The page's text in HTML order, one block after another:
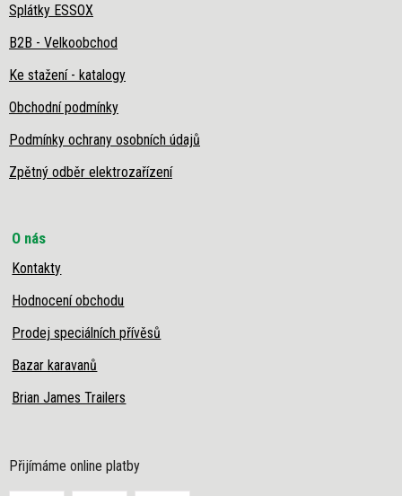
Splátky ESSOX
B2B - Velkoobchod
Ke stažení - katalogy
Obchodní podmínky
Podmínky ochrany osobních údajů
Zpětný odběr elektrozařízení
O nás
Kontakty
Hodnocení obchodu
Prodej speciálních přívěsů
Bazar karavanů
Brian James Trailers
Přijímáme online platby